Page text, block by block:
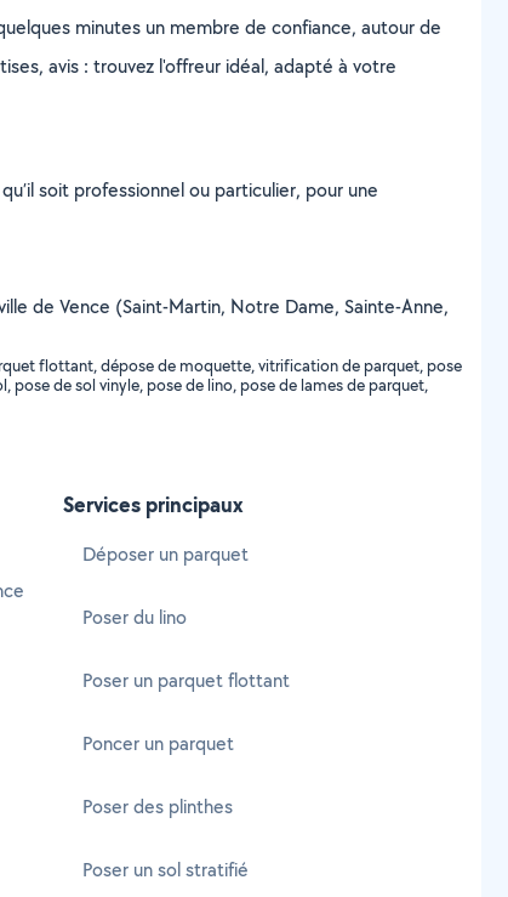
minutes un membre de confiance, autour de
avis : trouvez l'offreur idéal, adapté à votre
soit professionnel ou particulier, pour une
de Vence (Saint-Martin, Notre Dame, Sainte-Anne,
flottant, dépose de moquette, vitrification de parquet, pose
de sol vinyle, pose de lino, pose de lames de parquet,
Services principaux
Déposer un parquet
Poser du lino
Poser un parquet flottant
Poncer un parquet
Poser des plinthes
Poser un sol stratifié